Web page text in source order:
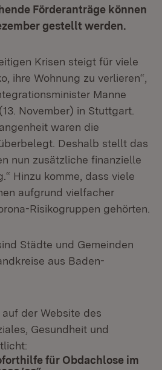
Förderanträge können
gestellt werden.
Krisen steigt für viele
ihre Wohnung zu verlieren“,
Manne
November) in Stuttgart.
waren die
Deshalb stellt das
nun zusätzliche finanzielle
Hinzu komme, dass viele
aufgrund vielfacher
Risikogruppen gehörten.
Städte und Gemeinden
aus Baden-
der Website des
Gesundheit und
für Obdachlose im